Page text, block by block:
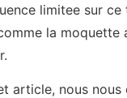
limitee sur
la moquette
article, nous